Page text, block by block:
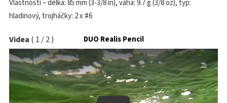
Videa ( 1 /2) DUO Realis Pencil
Vlastnosti – délka: 85 mm (3-3/8 in), váha: 9.7 g (3/8 oz), typ:
hladinový, trojháčky: 2 x #6